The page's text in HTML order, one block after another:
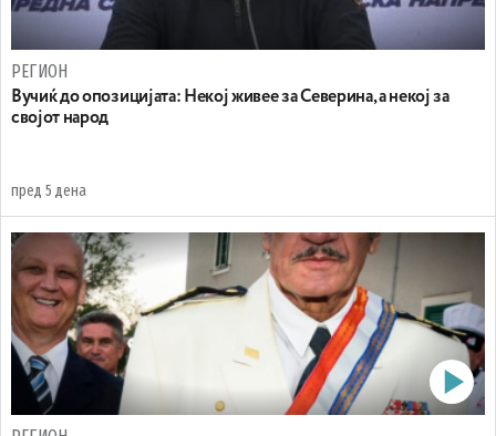
РЕГИОН
Вучиќ до опозицијата: Некој живее за Северина, а некој за
својот народ
пред 5 дена